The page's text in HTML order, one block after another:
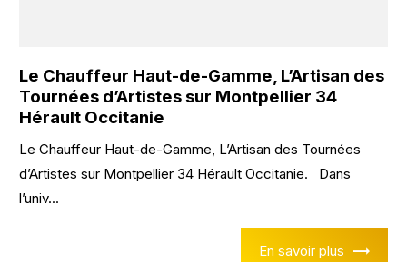
Le Chauffeur Haut-de-Gamme, L’Artisan des
Tournées d’Artistes sur Montpellier 34
Hérault Occitanie
Le Chauffeur Haut-de-Gamme, L’Artisan des Tournées
d’Artistes sur Montpellier 34 Hérault Occitanie. Dans
l’univ...
En savoir plus